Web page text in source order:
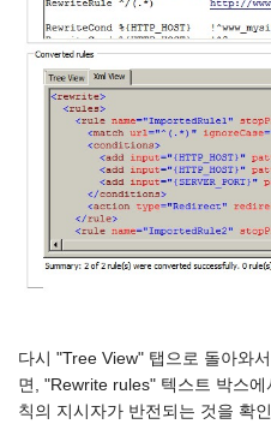
다시 "Tree View" 탭으로 돌아와
면, "Rewrite rules" 텍스트 박스
칙의 지시자가 반전되는 것을 확